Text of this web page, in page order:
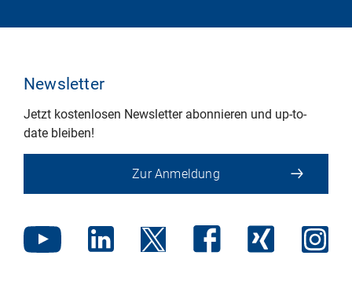
Newsletter
Jetzt kostenlosen Newsletter abonnieren und up-to-
date bleiben!
Zur Anmeldung